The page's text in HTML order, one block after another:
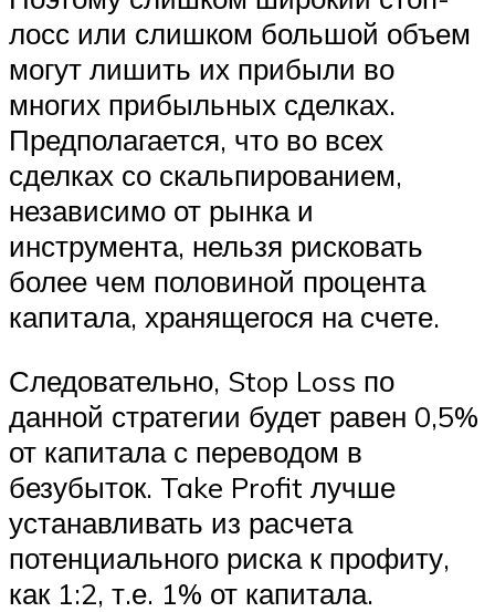
лосс или слишком большой объем
могут лишить их прибыли во
многих прибыльных сделках.
Предполагается, что во всех
сделках со скальпированием,
независимо от рынка и
инструмента, нельзя рисковать
более чем половиной процента
капитала, хранящегося на счете.
Следовательно, Stop Loss по
данной стратегии будет равен 0,5%
от капитала с переводом в
безубыток. Take Profit лучше
устанавливать из расчета
потенциального риска к профиту,
как 1:2, т.е. 1% от капитала.